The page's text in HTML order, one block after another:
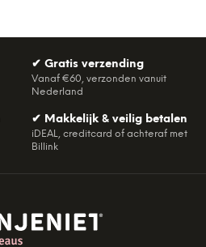
✔ Gratis verzending
Vanaf €60, verzonden vanuit
Nederland
✔ Makkelijk & veilig betalen
iDEAL, creditcard of achteraf met
Billink